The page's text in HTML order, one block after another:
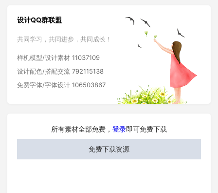
设计QQ群联盟
共同学习，共同进步，共同成长！
样机模型/设计素材 11037109
设计配色/搭配交流 792115138
免费字体/字体设计 106503867
所有素材全部免费， 登录即可免费下载
免费下载资源